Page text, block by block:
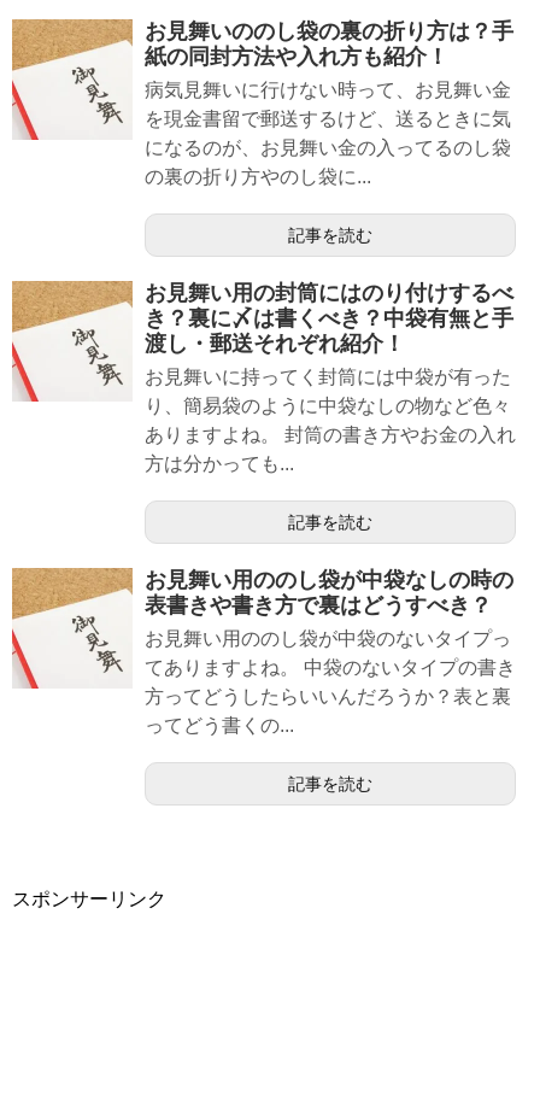
お見舞いののし袋の裏の折り方は？手
紙の同封方法や入れ方も紹介！
病気見舞いに行けない時って、お見舞い金
を現金書留で郵送するけど、送るときに気
になるのが、お見舞い金の入ってるのし袋
の裏の折り方やのし袋に...
記事を読む
お見舞い用の封筒にはのり付けするべ
き？裏に〆は書くべき？中袋有無と手
渡し・郵送それぞれ紹介！
お見舞いに持ってく封筒には中袋が有った
り、簡易袋のように中袋なしの物など色々
ありますよね。 封筒の書き方やお金の入れ
方は分かっても...
記事を読む
お見舞い用ののし袋が中袋なしの時の
表書きや書き方で裏はどうすべき？
お見舞い用ののし袋が中袋のないタイプっ
てありますよね。 中袋のないタイプの書き
方ってどうしたらいいんだろうか？表と裏
ってどう書くの...
記事を読む
スポンサーリンク